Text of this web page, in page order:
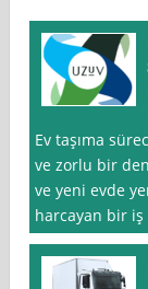
Ev taşıma
ve zorlu bir
ve yeni evde
harcayan bir